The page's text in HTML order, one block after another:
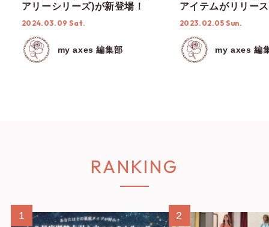
アリーシリーズ)が新登場！
2024.03.09 Sat.
my axes 編集部
アイテムがリリー
2023.02.05 Sun.
my axes 編
RANKING
1 2